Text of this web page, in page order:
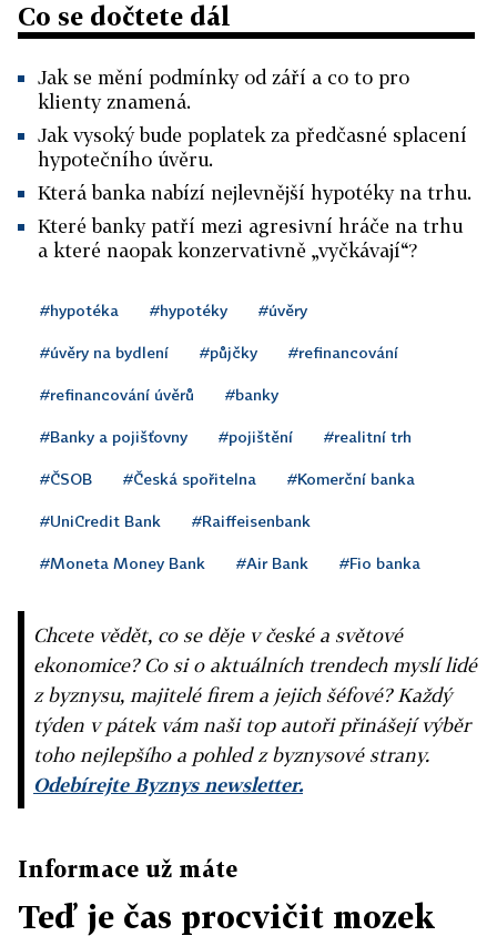
Co se dočtete dál
Jak se mění podmínky od září a co to pro
klienty znamená.
Jak vysoký bude poplatek za předčasné splacení
hypotečního úvěru.
Která banka nabízí nejlevnější hypotéky na trhu.
Které banky patří mezi agresivní hráče na trhu
a které naopak konzervativně „vyčkávají“?
#hypotéka #hypotéky #úvěry
#úvěry na bydlení #půjčky #refinancování
#refinancování úvěrů #banky
#Banky a pojišťovny #pojištění #realitní trh
#ČSOB #Česká spořitelna #Komerční banka
#UniCredit Bank #Raiffeisenbank
#Moneta Money Bank #Air Bank #Fio banka
Chcete vědět, co se děje v české a světové
ekonomice? Co si o aktuálních trendech myslí lidé
z byznysu, majitelé firem a jejich šéfové? Každý
týden v pátek vám naši top autoři přinášejí výběr
toho nejlepšího a pohled z byznysové strany.
Odebírejte Byznys newsletter.
Informace už máte
Teď je čas procvičit mozek